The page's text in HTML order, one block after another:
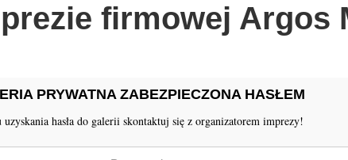
firmowej Argos
PRYWATNA ZABEZPIECZONA HASŁEM
uzyskania hasła do galerii skontaktuj się z organizatorem imprezy!